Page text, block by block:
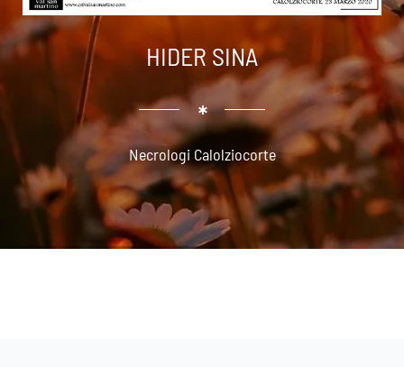
HIDER SINA
Necrologi Calolziocorte